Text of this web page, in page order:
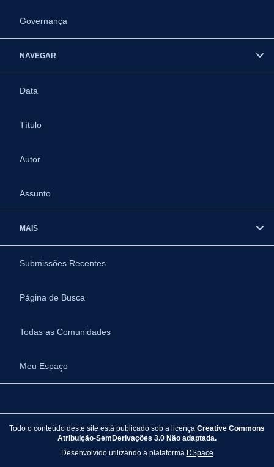
Governança
NAVEGAR
Data
Título
Autor
Assunto
MAIS
Submissões Recentes
Página de Busca
Todas as Comunidades
Meu Espaço
Todo o conteúdo deste site está publicado sob a licença Creative Commons
Atribuição-SemDerivações 3.0 Não adaptada.
Desenvolvido utilizando a plataforma DSpace